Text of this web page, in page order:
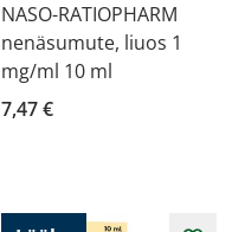
NASO-RATIOPHARM
nenäsumute, liuos 1
mg/ml 10 ml
7,47 €